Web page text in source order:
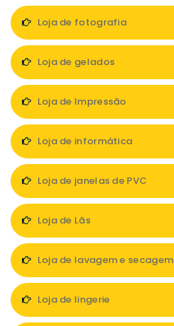
Loja de fotografia
Loja de gelados
Loja de Impressão
Loja de informática
Loja de janelas de PVC
Loja de Lãs
Loja de lavagem e secagem
Loja de lingerie